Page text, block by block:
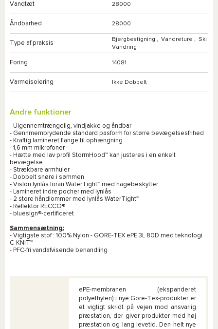
Vandtæt 28000
Åndbarhed 28000
Type af praksis
Bjergbestigning , Vandreture , Ski
Vandring
Foring 14081
Varmeisolering Ikke Dobbelt
Andre funktioner
- Uigennemtrængelig, vindjakke og åndbar
- Gennmembrydende standard pasform for større bevægelsesfrihed
- Kraftig lamineret flange til ophængning
- 1,6 mm mikrofoner
- Hætte med lav profil StormHood™ kan justeres i en enkelt
bevægelse
- Strækbare armhuler
- Dobbelt snøre i sømmen
- Vislon lynlås foran WaterTight™ med hagebeskytter
- Lamineret indre pocher med lynlås
- 2 store håndlommer med lynlås WaterTight™
- Reflektor RECCO®
- bluesign®-certificeret
Sammensætning:
- Vigtigste stof : 100% Nylon - GORE-TEX ePE 3L 80D med teknologi
C-KNIT™
- PFC-fri vandafvisende behandling
ePE-membranen (ekspanderet
polyethylen) i nye Gore-Tex-produkter er
et vigtigt skridt på vejen mod ansvarlig
præstation, der giver produkter med høj
præstation og lang levetid. Den helt nye